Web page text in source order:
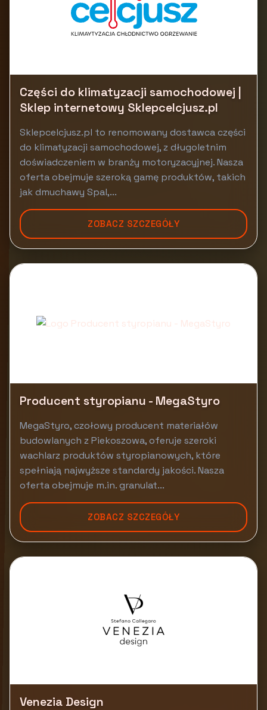
Części do klimatyzacji samochodowej |
Sklep internetowy Sklepcelcjusz.pl
Sklepcelcjusz.pl to renomowany dostawca części
do klimatyzacji samochodowej, z długoletnim
doświadczeniem w branży motoryzacyjnej. Nasza
oferta obejmuje szeroką gamę produktów, takich
jak dmuchawy Spal,...
ZOBACZ SZCZEGÓŁY
Producent styropianu - MegaStyro
MegaStyro, czołowy producent materiałów
budowlanych z Piekoszowa, oferuje szeroki
wachlarz produktów styropianowych, które
spełniają najwyższe standardy jakości. Nasza
oferta obejmuje m.in. granulat...
ZOBACZ SZCZEGÓŁY
Venezia Design